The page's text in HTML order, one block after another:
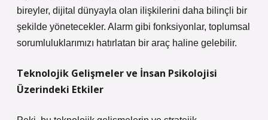
bireyler, dijital dünyayla olan ilişkilerini daha bilinçli bir
şekilde yönetecekler. Alarm gibi fonksiyonlar, toplumsal
sorumluluklarımızı hatırlatan bir araç haline gelebilir.
Teknolojik Gelişmeler ve İnsan Psikolojisi
Üzerindeki Etkiler